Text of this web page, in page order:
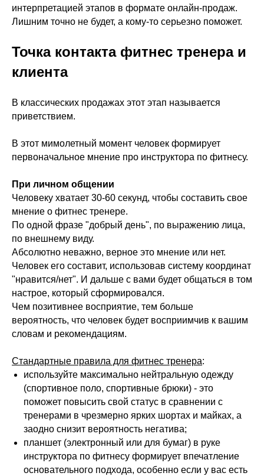
интерпретацией этапов в формате онлайн-продаж.
Лишним точно не будет, а кому-то серьезно поможет.
Точка контакта фитнес тренера и
клиента
В классических продажах этот этап называется
приветствием.
В этот мимолетный момент человек формирует
первоначальное мнение про инструктора по фитнесу.
При личном общении
Человеку хватает 30-60 секунд, чтобы составить свое
мнение о фитнес тренере.
По одной фразе "добрый день", по выражению лица,
по внешнему виду.
Абсолютно неважно, верное это мнение или нет.
Человек его составит, использовав систему координат
"нравится/нет". И дальше с вами будет общаться в том
настрое, который сформировался.
Чем позитивнее восприятие, тем больше
вероятность, что человек будет восприимчив к вашим
словам и рекомендациям.
Стандартные правила для фитнес тренера:
используйте максимально нейтральную одежду
(спортивное поло, спортивные брюки) - это
поможет повысить свой статус в сравнении с
тренерами в чрезмерно ярких шортах и майках, а
заодно снизит вероятность негатива;
планшет (электронный или для бумаг) в руке
инструктора по фитнесу формирует впечатление
основательного подхода, особенно если у вас есть